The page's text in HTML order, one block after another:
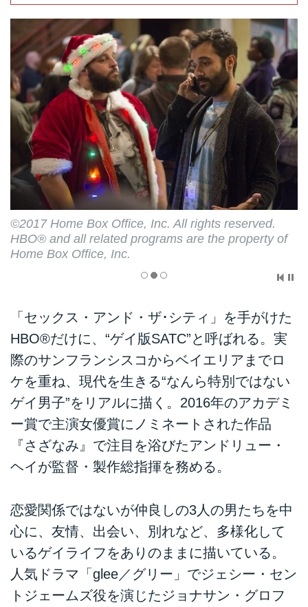
©2017 Home Box Office, Inc. All rights reserved.
HBO® and all related programs are the property of
Home Box Office, Inc.
「セックス・アンド・ザ･シティ」を手がけた
HBO®だけに、“ゲイ版SATC”と呼ばれる。実
際のサンフランシスコからベイエリアまでロ
ケを重ね、現代を生きる“なんら特別ではない
ゲイ男子”をリアルに描く。2016年のアカデミ
ー賞で主演女優賞にノミネートされた作品
『さざなみ』で注目を浴びたアンドリュー・
ヘイが監督・製作総指揮を務める。
恋愛関係ではないが仲良しの3人の男たちを中
心に、友情、出会い、別れなど、多様化して
いるゲイライフをありのままに描いている。
人気ドラマ「glee／グリー」でジェシー・セン
トジェームズ役を演じたジョナサン・グロフ